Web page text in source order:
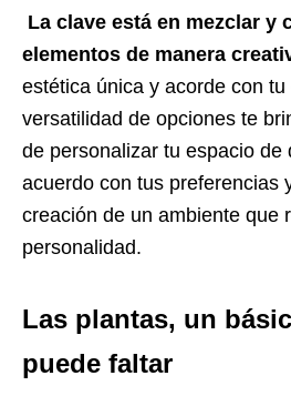
La clave está en mezclar y
elementos de manera
estética única y acorde con
versatilidad de opciones te
de personalizar tu espacio de
acuerdo con tus preferencias
creación de un ambiente que
personalidad.
Las plantas, un
puede faltar